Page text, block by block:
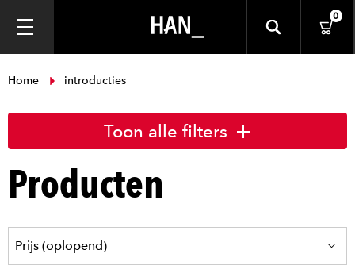
0
Home introducties
Toon alle filters
Producten